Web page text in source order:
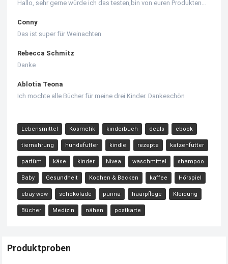
Hallo, sehr gerne würde ich das testen,bin von euren Produkten…
Conny
Das ist super für Weinachten
Rebecca Schmitz
Danke
Ablotia Teona
Ich mochte alle Bücher für meine drei Kinder. Dankeschön
Lebensmittel Kosmetik kinderbuch deals ebook
tiernahrung hundefutter kindle rezepte katzenfutter
parfüm käse kinder Nivea waschmittel shampoo
Baby Gesundheit Kochen & Backen kaffee Hörspiel
ebay wow schokolade purina haarpflege Kleidung
Bücher Medizin nähen postkarte
Produktproben